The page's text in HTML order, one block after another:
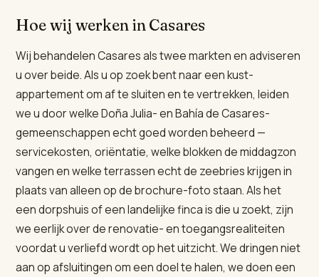
Hoe wij werken in Casares
Wij behandelen Casares als twee markten en adviseren
u over beide. Als u op zoek bent naar een kust-
appartement om af te sluiten en te vertrekken, leiden
we u door welke Doña Julia- en Bahía de Casares-
gemeenschappen echt goed worden beheerd —
servicekosten, oriëntatie, welke blokken de middagzon
vangen en welke terrassen echt de zeebries krijgen in
plaats van alleen op de brochure-foto staan. Als het
een dorpshuis of een landelijke finca is die u zoekt, zijn
we eerlijk over de renovatie- en toegangsrealiteiten
voordat u verliefd wordt op het uitzicht. We dringen niet
aan op afsluitingen om een doel te halen, we doen een